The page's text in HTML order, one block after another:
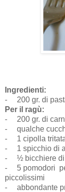
Ingredienti:
-
200 gr. di
Per il ragù:
-
200 gr. di
-
qualche
-
1 cipolla
-
1 spicchio di
-
½ bicchiere
-
5 pomodori
piccolissimi
-
abbondante